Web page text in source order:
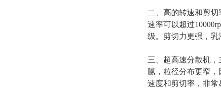
二、高的转速和剪
速率可以超过
级。剪切力更强，
三、超高速分散机
腻，粒径分布更窄
速度和剪切率，非常